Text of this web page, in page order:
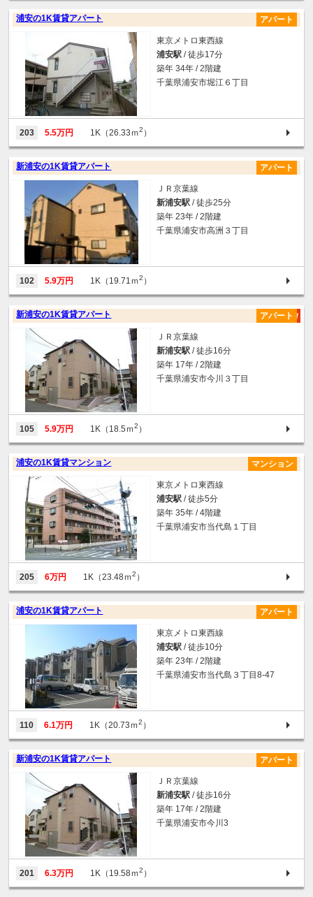
浦安の1K賃貸アパート アパート
東京メトロ東西線
浦安駅 / 徒歩17分
築年 34年 / 2階建
千葉県浦安市堀江６丁目
203 5.5万円 1K（26.33ｍ2 ）
新浦安の1K賃貸アパート アパート
ＪＲ京葉線
新浦安駅 / 徒歩25分
築年 23年 / 2階建
千葉県浦安市高洲３丁目
102 5.9万円 1K（19.71ｍ2 ）
新浦安の1K賃貸アパート アパート
ＪＲ京葉線
新浦安駅 / 徒歩16分
築年 17年 / 2階建
千葉県浦安市今川３丁目
105 5.9万円 1K（18.5ｍ2 ）
浦安の1K賃貸マンション マンション
東京メトロ東西線
浦安駅 / 徒歩5分
築年 35年 / 4階建
千葉県浦安市当代島１丁目
205 6万円 1K（23.48ｍ2 ）
浦安の1K賃貸アパート アパート
東京メトロ東西線
浦安駅 / 徒歩10分
築年 23年 / 2階建
千葉県浦安市当代島３丁目8-47
110 6.1万円 1K（20.73ｍ2 ）
新浦安の1K賃貸アパート アパート
ＪＲ京葉線
新浦安駅 / 徒歩16分
築年 17年 / 2階建
千葉県浦安市今川3
201 6.3万円 1K（19.58ｍ2 ）